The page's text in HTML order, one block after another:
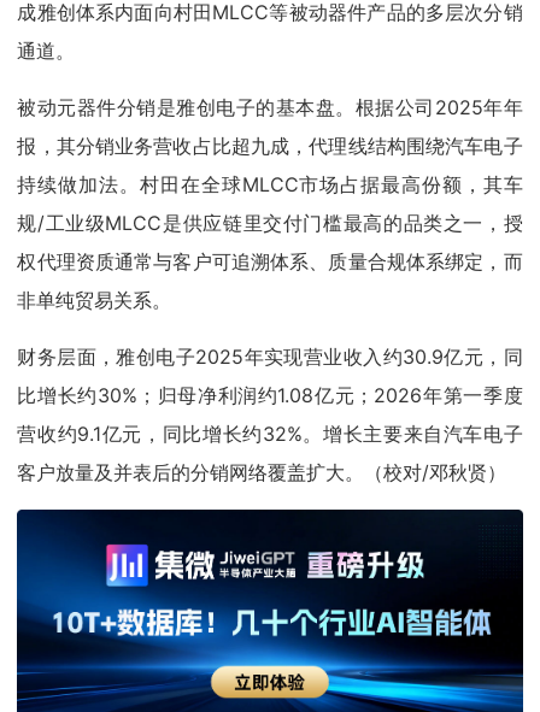
成雅创体系内面向村田MLCC等被动器件产品的多层次分销
通道。
被动元器件分销是雅创电子的基本盘。根据公司2025年年
报，其分销业务营收占比超九成，代理线结构围绕汽车电子
持续做加法。村田在全球MLCC市场占据最高份额，其车
规/工业级MLCC是供应链里交付门槛最高的品类之一，授
权代理资质通常与客户可追溯体系、质量合规体系绑定，而
非单纯贸易关系。
财务层面，雅创电子2025年实现营业收入约30.9亿元，同
比增长约30%；归母净利润约1.08亿元；2026年第一季度
营收约9.1亿元，同比增长约32%。增长主要来自汽车电子
客户放量及并表后的分销网络覆盖扩大。（校对/邓秋贤）